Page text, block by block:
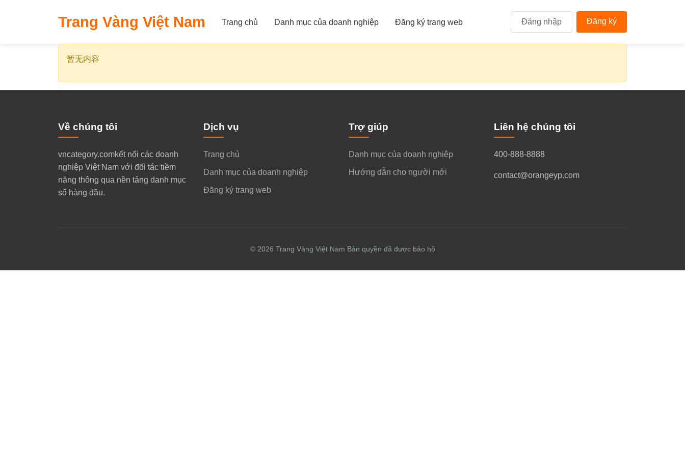
​Trang Vàng Việt Nam Trang chủ Danh mục của doanh nghiệp Đăng ký trang web Đăng nhập Đăng ký
暂无内容
Về chúng tôi
​vncategory.comkết nối các doanh
nghiệp Việt Nam với đối tác tiềm
năng thông qua nền tảng danh mục
số hàng đầu.​​
Dịch vụ
Trang chủ
Danh mục của doanh nghiệp
Đăng ký trang web
Trợ giúp
Danh mục của doanh nghiệp
Hướng dẫn cho người mới
Liên hệ chúng tôi
400-888-8888
contact@orangeyp.com
© 2026 ​Trang Vàng Việt Nam Bản quyền đã được bảo hộ